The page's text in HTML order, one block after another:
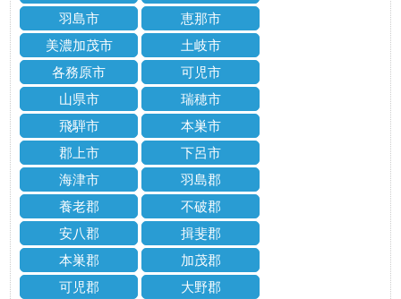
羽島市
恵那市
美濃加茂市
土岐市
各務原市
可児市
山県市
瑞穂市
飛騨市
本巣市
郡上市
下呂市
海津市
羽島郡
養老郡
不破郡
安八郡
揖斐郡
本巣郡
加茂郡
可児郡
大野郡